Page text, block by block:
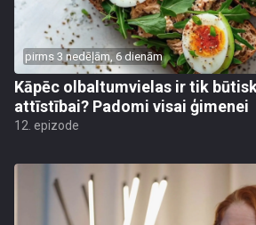
pirms 3 nedēļām, 6 dienām
Kāpēc olbaltumvielas ir tik
attīstībai? Padomi visai ģimenei
12. epizode